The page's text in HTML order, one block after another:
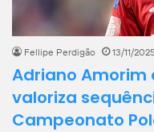
Fellipe Perdigão 13/11/2025
Adriano
valoriza
Campeonato